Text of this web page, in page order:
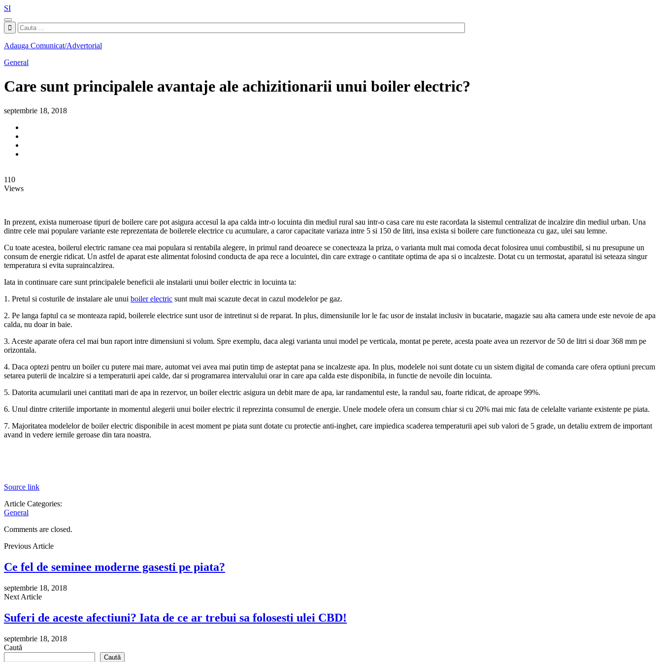
SI
Adauga Comunicat/Advertorial
General
Care sunt principalele avantaje ale achizitionarii unui boiler electric?
septembrie 18, 2018
110
Views
In prezent, exista numeroase tipuri de boilere care pot asigura accesul la apa calda intr-o locuinta din mediul rural sau intr-o casa care nu este racordata la sistemul centralizat de incalzire din mediul urban. Una
dintre cele mai populare variante este reprezentata de boilerele electrice cu acumulare, a caror capacitate variaza intre 5 si 150 de litri, insa exista si boilere care functioneaza cu gaz, ulei sau lemne.
Cu toate acestea, boilerul electric ramane cea mai populara si rentabila alegere, in primul rand deoarece se conecteaza la priza, o varianta mult mai comoda decat folosirea unui combustibil, si nu presupune un
consum de energie ridicat. Un astfel de aparat este alimentat folosind conducta de apa rece a locuintei, din care extrage o cantitate optima de apa si o incalzeste. Dotat cu un termostat, aparatul isi seteaza singur
temperatura si evita supraincalzirea.
Iata in continuare care sunt principalele beneficii ale instalarii unui boiler electric in locuinta ta:
1. Pretul si costurile de instalare ale unui boiler electric sunt mult mai scazute decat in cazul modelelor pe gaz.
2. Pe langa faptul ca se monteaza rapid, boilerele electrice sunt usor de intretinut si de reparat. In plus, dimensiunile lor le fac usor de instalat inclusiv in bucatarie, magazie sau alta camera unde este nevoie de apa
calda, nu doar in baie.
3. Aceste aparate ofera cel mai bun raport intre dimensiuni si volum. Spre exemplu, daca alegi varianta unui model pe verticala, montat pe perete, acesta poate avea un rezervor de 50 de litri si doar 368 mm pe
orizontala.
4. Daca optezi pentru un boiler cu putere mai mare, automat vei avea mai putin timp de asteptat pana se incalzeste apa. In plus, modelele noi sunt dotate cu un sistem digital de comanda care ofera optiuni precum
setarea puterii de incalzire si a temperaturii apei calde, dar si programarea intervalului orar in care apa calda este disponibila, in functie de nevoile din locuinta.
5. Datorita acumularii unei cantitati mari de apa in rezervor, un boiler electric asigura un debit mare de apa, iar randamentul este, la randul sau, foarte ridicat, de aproape 99%.
6. Unul dintre criteriile importante in momentul alegerii unui boiler electric il reprezinta consumul de energie. Unele modele ofera un consum chiar si cu 20% mai mic fata de celelalte variante existente pe piata.
7. Majoritatea modelelor de boiler electric disponibile in acest moment pe piata sunt dotate cu protectie anti-inghet, care impiedica scaderea temperaturii apei sub valori de 5 grade, un detaliu extrem de important
avand in vedere iernile geroase din tara noastra.
Source link
Article Categories:
General
Comments are closed.
Previous Article
Ce fel de seminee moderne gasesti pe piata?
septembrie 18, 2018
Next Article
Suferi de aceste afectiuni? Iata de ce ar trebui sa folosesti ulei CBD!
septembrie 18, 2018
Caută
Caută